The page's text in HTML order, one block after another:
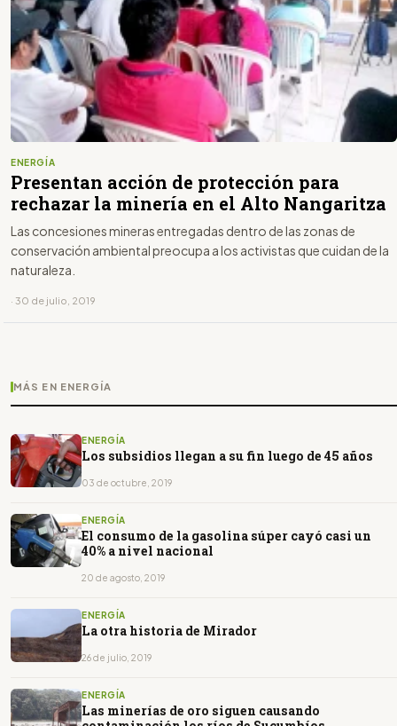
ENERGÍA
Presentan acción de protección para
rechazar la minería en el Alto Nangaritza
Las concesiones mineras entregadas dentro de las zonas de
conservación ambiental preocupa a los activistas que cuidan de la
naturaleza.
· 30 de julio, 2019
MÁS EN ENERGÍA
ENERGÍA
Los subsidios llegan a su fin luego de 45 años
03 de octubre, 2019
ENERGÍA
El consumo de la gasolina súper cayó casi un
40% a nivel nacional
20 de agosto, 2019
ENERGÍA
La otra historia de Mirador
26 de julio, 2019
ENERGÍA
Las minerías de oro siguen causando